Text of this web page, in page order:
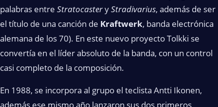
palabras entre StratocasteryStradivarius, además de ser
el título de una canción de Kraftwerk, banda electrónica
alemana de los 70). En este nuevo proyecto Tolkki se
convertía en el líder absoluto de la banda, con un control
casi completo de la composición.
En 1988, se incorpora al grupo el teclista Antti Ikonen,